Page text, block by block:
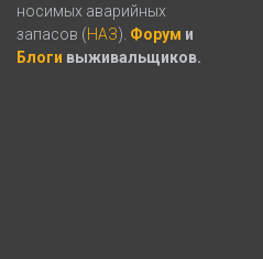
носимых аварийных
запасов (НАЗ). Форум и
Блоги выживальщиков.